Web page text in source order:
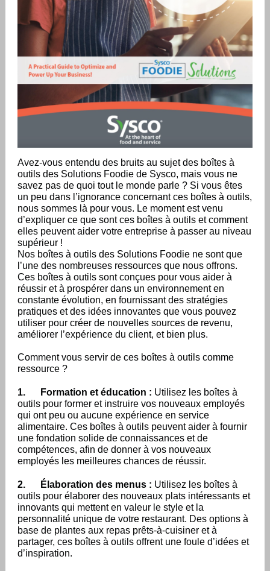
Avez-vous entendu des bruits au sujet des boîtes à
outils des Solutions Foodie de Sysco, mais vous ne
savez pas de quoi tout le monde parle ? Si vous êtes
un peu dans l’ignorance concernant ces boîtes à outils,
nous sommes là pour vous. Le moment est venu
d’expliquer ce que sont ces boîtes à outils et comment
elles peuvent aider votre entreprise à passer au niveau
supérieur !
Nos boîtes à outils des Solutions Foodie ne sont que
l’une des nombreuses ressources que nous offrons.
Ces boîtes à outils sont conçues pour vous aider à
réussir et à prospérer dans un environnement en
constante évolution, en fournissant des stratégies
pratiques et des idées innovantes que vous pouvez
utiliser pour créer de nouvelles sources de revenu,
améliorer l’expérience du client, et bien plus.
Comment vous servir de ces boîtes à outils comme
ressource ?
1. Formation et éducation : Utilisez les boîtes à
outils pour former et instruire vos nouveaux employés
qui ont peu ou aucune expérience en service
alimentaire. Ces boîtes à outils peuvent aider à fournir
une fondation solide de connaissances et de
compétences, afin de donner à vos nouveaux
employés les meilleures chances de réussir.
2. Élaboration des menus : Utilisez les boîtes à
outils pour élaborer des nouveaux plats intéressants et
innovants qui mettent en valeur le style et la
personnalité unique de votre restaurant. Des options à
base de plantes aux repas prêts-à-cuisiner et à
partager, ces boîtes à outils offrent une foule d’idées et
d’inspiration.